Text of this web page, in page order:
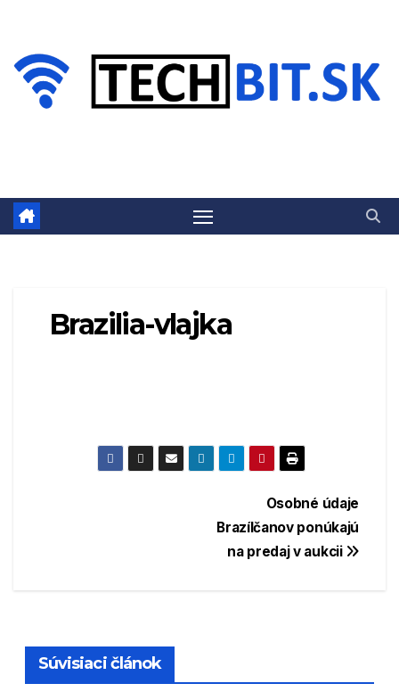
obsah
Brazilia-vlajka
Osobné údaje
Brazílčanov ponúkajú
na predaj v aukcii
Súvisiaci článok